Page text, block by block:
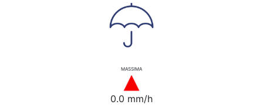
MASSIMA
0.0 mm/h